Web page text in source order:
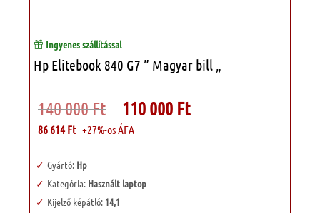
Ingyenes szállítással
Hp Elitebook 840 G7 ” Magyar bill „
140 000Ft Original
price
was:
140
110 000 Ft
86 614Ft +27%-os ÁFA
Gyártó: Hp
Kategória: Használt laptop
Kijelző képátló: 14,1